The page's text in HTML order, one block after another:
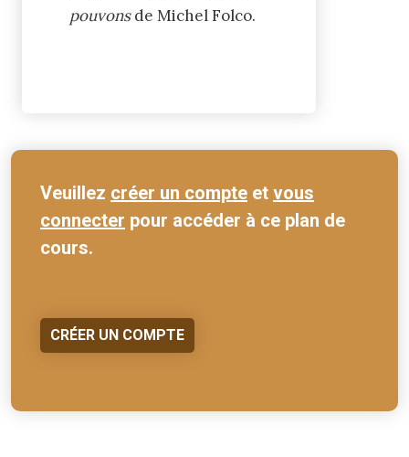
pouvonsde Michel Folco.
Veuillez créer un compte et vous
connecter pour accéder à ce plan de
cours.
CRÉER UN COMPTE